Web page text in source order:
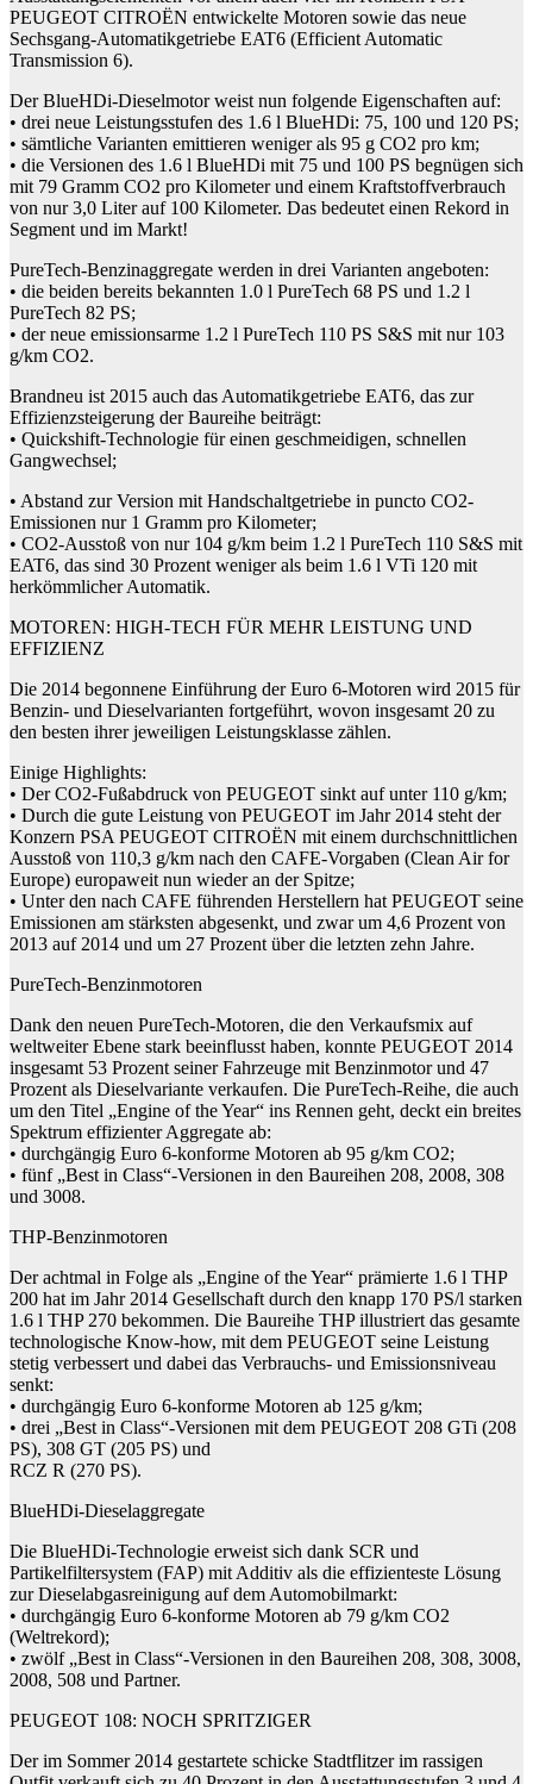
PEUGEOT CITROËN entwickelte Motoren sowie das neue
Sechsgang-Automatikgetriebe EAT6 (Efficient Automatic
Transmission 6).
Der BlueHDi-Dieselmotor weist nun folgende Eigenschaften auf:
• drei neue Leistungsstufen des 1.6 l BlueHDi: 75, 100 und 120 PS;
• sämtliche Varianten emittieren weniger als 95 g CO2 pro km;
• die Versionen des 1.6 l BlueHDi mit 75 und 100 PS begnügen sich
mit 79 Gramm CO2 pro Kilometer und einem Kraftstoffverbrauch
von nur 3,0 Liter auf 100 Kilometer. Das bedeutet einen Rekord in
Segment und im Markt!
PureTech-Benzinaggregate werden in drei Varianten angeboten:
• die beiden bereits bekannten 1.0 l PureTech 68 PS und 1.2 l
PureTech 82 PS;
• der neue emissionsarme 1.2 l PureTech 110 PS S&S mit nur 103
g/km CO2.
Brandneu ist 2015 auch das Automatikgetriebe EAT6, das zur
Effizienzsteigerung der Baureihe beiträgt:
• Quickshift-Technologie für einen geschmeidigen, schnellen
Gangwechsel;
• Abstand zur Version mit Handschaltgetriebe in puncto CO2-
Emissionen nur 1 Gramm pro Kilometer;
• CO2-Ausstoß von nur 104 g/km beim 1.2 l PureTech 110 S&S mit
EAT6, das sind 30 Prozent weniger als beim 1.6 l VTi 120 mit
herkömmlicher Automatik.
MOTOREN: HIGH-TECH FÜR MEHR LEISTUNG UND
EFFIZIENZ
Die 2014 begonnene Einführung der Euro 6-Motoren wird 2015 für
Benzin- und Dieselvarianten fortgeführt, wovon insgesamt 20 zu
den besten ihrer jeweiligen Leistungsklasse zählen.
Einige Highlights:
• Der CO2-Fußabdruck von PEUGEOT sinkt auf unter 110 g/km;
• Durch die gute Leistung von PEUGEOT im Jahr 2014 steht der
Konzern PSA PEUGEOT CITROËN mit einem durchschnittlichen
Ausstoß von 110,3 g/km nach den CAFE-Vorgaben (Clean Air for
Europe) europaweit nun wieder an der Spitze;
• Unter den nach CAFE führenden Herstellern hat PEUGEOT seine
Emissionen am stärksten abgesenkt, und zwar um 4,6 Prozent von
2013 auf 2014 und um 27 Prozent über die letzten zehn Jahre.
PureTech-Benzinmotoren
Dank den neuen PureTech-Motoren, die den Verkaufsmix auf
weltweiter Ebene stark beeinflusst haben, konnte PEUGEOT 2014
insgesamt 53 Prozent seiner Fahrzeuge mit Benzinmotor und 47
Prozent als Dieselvariante verkaufen. Die PureTech-Reihe, die auch
um den Titel „Engine of the Year“ ins Rennen geht, deckt ein breites
Spektrum effizienter Aggregate ab:
• durchgängig Euro 6-konforme Motoren ab 95 g/km CO2;
• fünf „Best in Class“-Versionen in den Baureihen 208, 2008, 308
und 3008.
THP-Benzinmotoren
Der achtmal in Folge als „Engine of the Year“ prämierte 1.6 l THP
200 hat im Jahr 2014 Gesellschaft durch den knapp 170 PS/l starken
1.6 l THP 270 bekommen. Die Baureihe THP illustriert das gesamte
technologische Know-how, mit dem PEUGEOT seine Leistung
stetig verbessert und dabei das Verbrauchs- und Emissionsniveau
senkt:
• durchgängig Euro 6-konforme Motoren ab 125 g/km;
• drei „Best in Class“-Versionen mit dem PEUGEOT 208 GTi (208
PS), 308 GT (205 PS) und
RCZ R (270 PS).
BlueHDi-Dieselaggregate
Die BlueHDi-Technologie erweist sich dank SCR und
Partikelfiltersystem (FAP) mit Additiv als die effizienteste Lösung
zur Dieselabgasreinigung auf dem Automobilmarkt:
• durchgängig Euro 6-konforme Motoren ab 79 g/km CO2
(Weltrekord);
• zwölf „Best in Class“-Versionen in den Baureihen 208, 308, 3008,
2008, 508 und Partner.
PEUGEOT 108: NOCH SPRITZIGER
Der im Sommer 2014 gestartete schicke Stadtflitzer im rassigen